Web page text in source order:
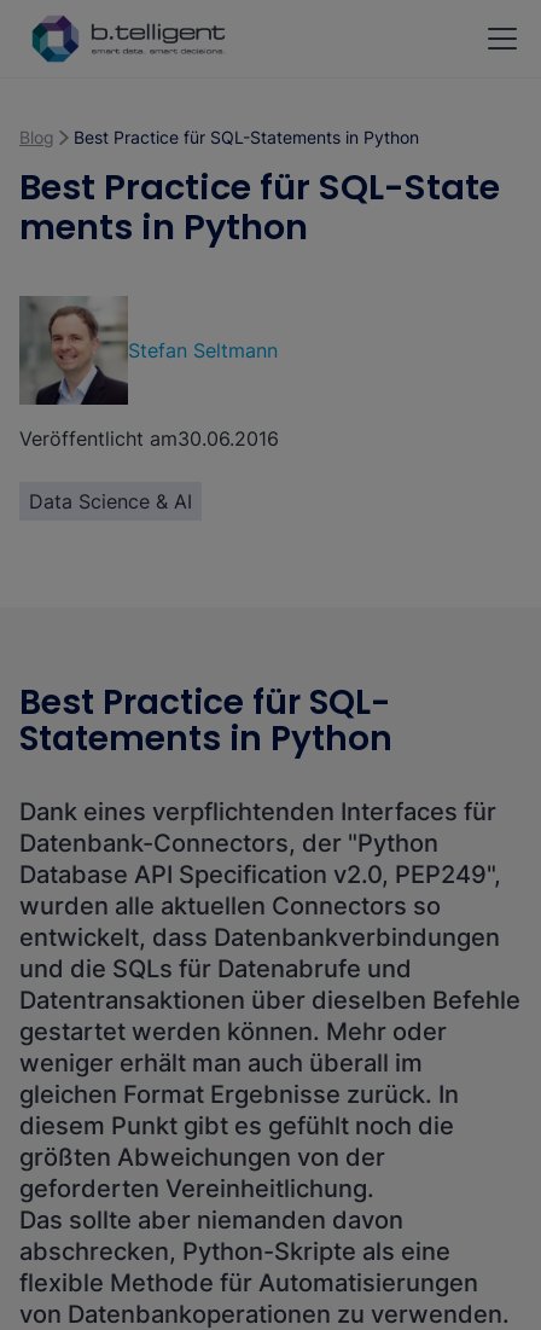
Zum Hauptinhalt springen
Blog Best Practice für SQL-Statements in Python
Best Practice für SQL-State
ments in Python
Stefan Seltmann
Veröffentlicht am30.06.2016
Data Science & AI
Best Practice für SQL-
Statements in Python
Dank eines verpflichtenden Interfaces für
Datenbank-Connectors, der "Python
Database API Specification v2.0, PEP249",
wurden alle aktuellen Connectors so
entwickelt, dass Datenbankverbindungen
und die SQLs für Datenabrufe und
Datentransaktionen über dieselben Befehle
gestartet werden können. Mehr oder
weniger erhält man auch überall im
gleichen Format Ergebnisse zurück. In
diesem Punkt gibt es gefühlt noch die
größten Abweichungen von der
geforderten Vereinheitlichung.
Das sollte aber niemanden davon
abschrecken, Python-Skripte als eine
flexible Methode für Automatisierungen
von Datenbankoperationen zu verwenden.